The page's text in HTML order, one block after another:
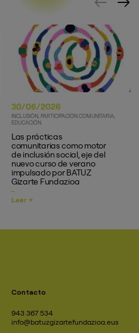
30/06/2026
INCLUSIÓN
PARTICIPACIÓN COMUNITARIA
EDUCACIÓN
Las prácticas
comunitarias como motor
de inclusión social, eje del
nuevo curso de verano
impulsado por BATUZ
Gizarte Fundazioa
Leer +
Contacto
943 367 534
info@batuzgizartefundazioa.eus